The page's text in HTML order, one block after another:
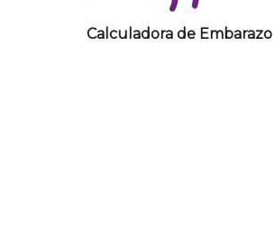
Calculadora de Embarazo